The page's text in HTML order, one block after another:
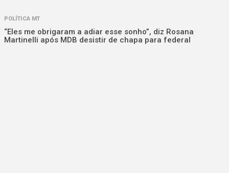
POLÍTICA MT
“Eles me obrigaram a adiar esse sonho”, diz Rosana
Martinelli após MDB desistir de chapa para federal